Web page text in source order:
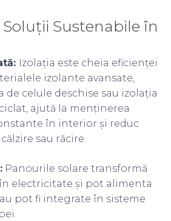
Sustenabile în
Izolația este cheia eficienței
izolante avansate,
de celule deschise sau izolația
ajută la menținerea
în interior și reduc
sau răcire.
Panourile solare transformă
electricitate și pot alimenta
pot fi integrate în sisteme